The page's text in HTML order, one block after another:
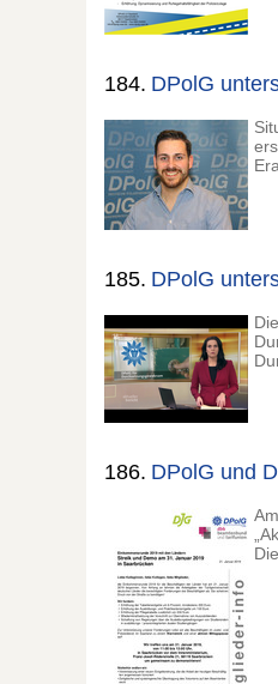
184. DPolG
185. DPolG
186. DPolG und